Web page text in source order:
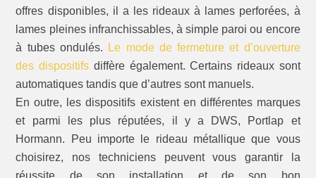
offres disponibles, il a les rideaux à lames perforées, à
lames pleines infranchissables, à simple paroi ou encore
à tubes ondulés.
Le mode de fermeture et d’ouverture
des dispositifs diffère également. Certains rideaux sont
automatiques tandis que d’autres sont manuels.
En outre, les dispositifs existent en différentes marques
et parmi les plus réputées, il y a DWS, Portlap et
Hormann. Peu importe le rideau métallique que vous
choisirez, nos techniciens peuvent vous garantir la